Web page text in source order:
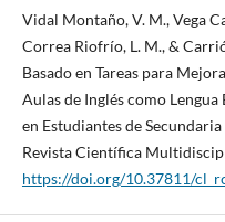
Vidal Montaño, V. M., Vega
Correa Riofrío, L. M., &
Basado en Tareas para
Aulas de Inglés como
en Estudiantes de
Revista Científica
https://doi.org/10.37811/